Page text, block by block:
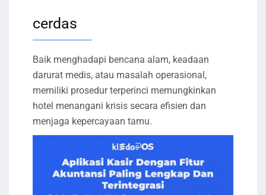
cerdas
Baik menghadapi bencana alam, keadaan
darurat medis, atau masalah operasional,
memiliki prosedur terperinci memungkinkan
hotel menangani krisis secara efisien dan
menjaga kepercayaan tamu.